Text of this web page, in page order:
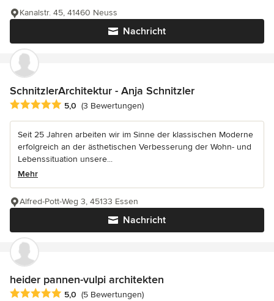
Nachricht
Kanalstr. 45, 41460 Neuss
SchnitzlerArchitektur - Anja Schnitzler
Durchschnittliche Bewertung: 5 von 5 Sternen
5,0 (3 Bewertungen)
Seit 25 Jahren arbeiten wir im Sinne der klassischen Moderne
erfolgreich an der ästhetischen Verbesserung der Wohn- und
Lebenssituation unsere...
Mehr
Nachricht
Alfred-Pott-Weg 3, 45133 Essen
heider pannen-vulpi architekten
Durchschnittliche Bewertung: 5 von 5 Sternen
5,0 (5 Bewertungen)